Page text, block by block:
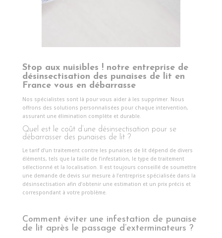
Stop aux nuisibles !notre entreprise de
désinsectisation des punaises de lit en
France vous en débarrasse
Nos spécialistes sont là pour vous aider à les supprimer. Nous
offrons des solutions personnalisées pour chaque intervention,
assurant une élimination complète et durable.
Quel est le coût d’une désinsectisation pour se
débarrasser des punaises de lit ?
Le tarif d’un traitement contre les punaises de lit dépend de divers
éléments, tels que la taille de l’infestation, le type de traitement
sélectionné et la localisation. Il est toujours conseillé de soumettre
une demande de devis sur mesure à l’entreprise spécialisée dans la
désinsectisation afin d’obtenir une estimation et un prix précis et
correspondant à votre problème.
Comment éviter une infestation de punaise
de lit après le passage d’exterminateurs ?